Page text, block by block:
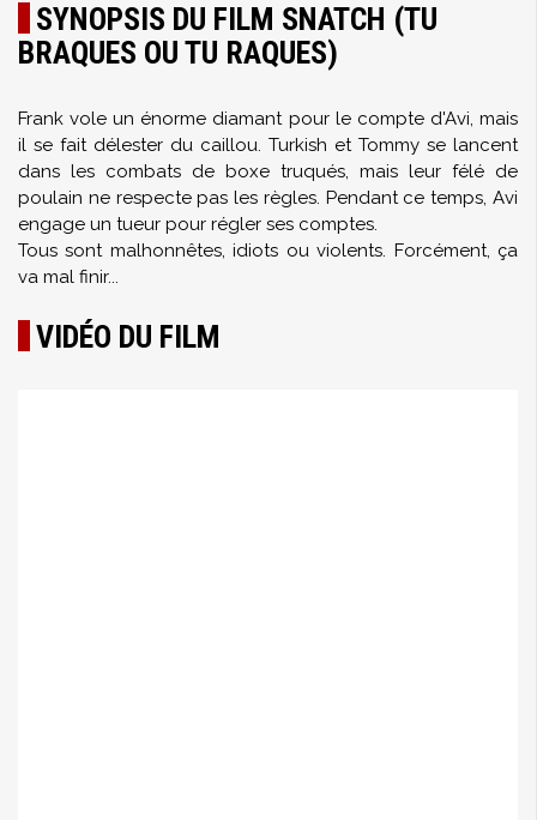
SYNOPSIS DU FILM SNATCH (TU
BRAQUES OU TU RAQUES)
Frank vole un énorme diamant pour le compte d'Avi, mais
il se fait délester du caillou. Turkish et Tommy se lancent
dans les combats de boxe truqués, mais leur félé de
poulain ne respecte pas les règles. Pendant ce temps, Avi
engage un tueur pour régler ses comptes.
Tous sont malhonnêtes, idiots ou violents. Forcément, ça
va mal finir...
VIDÉO DU FILM